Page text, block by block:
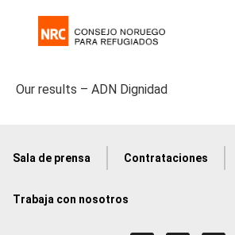
Our results – ADN Dignidad
Sala de prensa Contrataciones
Trabaja con nosotros